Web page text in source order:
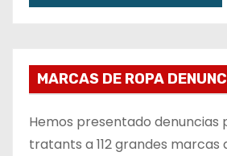
MARCAS DE ROPA
Hemos presentado denuncias
tratants a 112 grandes marcas